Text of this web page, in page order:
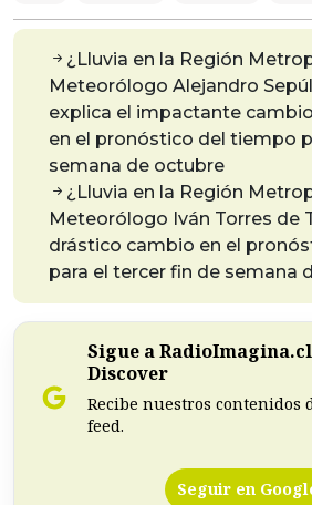
¿Lluvia en la Región
Meteorólogo Alejandro
explica el impactante
en el pronóstico del tiempo
semana de octubre
¿Lluvia en la Región
Meteorólogo Iván Torres de
drástico cambio en el
para el tercer fin de semana
Sigue a
Discover
Recibe nuestros contenidos
feed.
Seguir en